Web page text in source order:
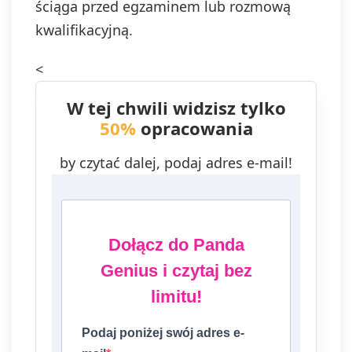
ściąga przed egzaminem lub rozmową
kwalifikacyjną.
<
W tej chwili widzisz tylko
50%opracowania
by czytać dalej, podaj adres e-mail!
Dołącz do Panda
Genius i czytaj bez
limitu!
Podaj poniżej swój adres e-